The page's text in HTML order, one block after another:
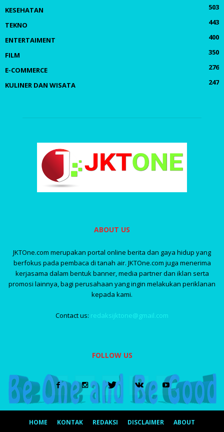
KESEHATAN
503
TEKNO
443
ENTERTAIMENT
400
FILM
350
E-COMMERCE
276
KULINER DAN WISATA
247
ABOUT US
JKTOne.com merupakan portal online berita dan gaya hidup yang
berfokus pada pembaca di tanah air. JKTOne.com juga menerima
kerjasama dalam bentuk banner, media partner dan iklan serta
promosi lainnya, bagi perusahaan yang ingin melakukan periklanan
kepada kami.
Contact us: redaksijktone@gmail.com
FOLLOW US
HOME KONTAK REDAKSI DISCLAIMER ABOUT